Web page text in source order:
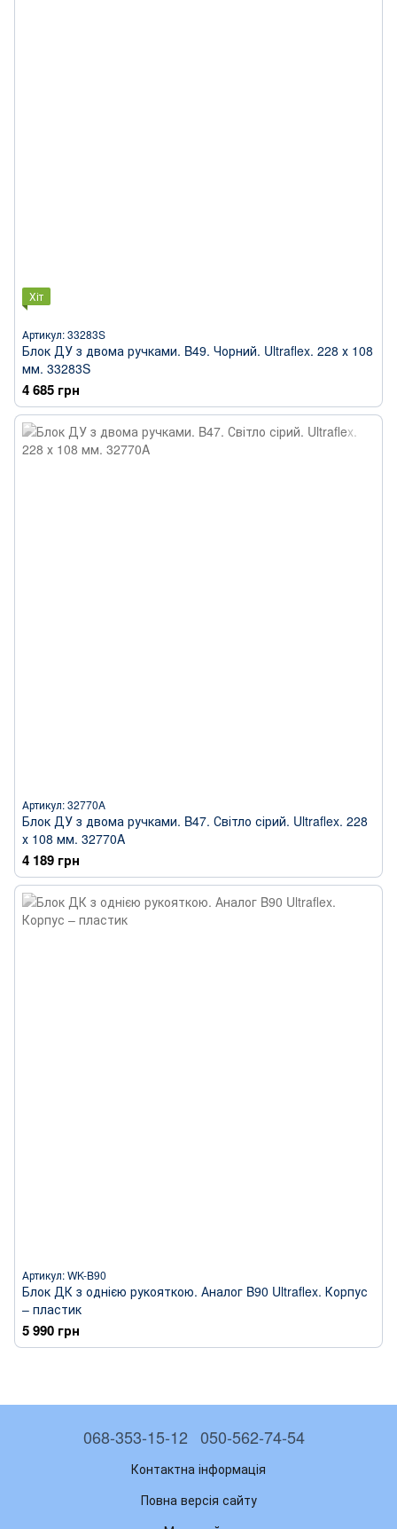
Хіт
Артикул: 33283S
Блок ДУ з двома ручками. B49. Чорний. Ultraflex. 228 х 108
мм. 33283S
4 685 грн
Артикул: 32770A
Блок ДУ з двома ручками. B47. Світло сірий. Ultraflex. 228
х 108 мм. 32770A
4 189 грн
Артикул: WK-B90
Блок ДК з однією рукояткою. Аналог B90 Ultraflex. Корпус
– пластик
5 990 грн
068-353-15-12 050-562-74-54
Контактна інформація
Повна версія сайту